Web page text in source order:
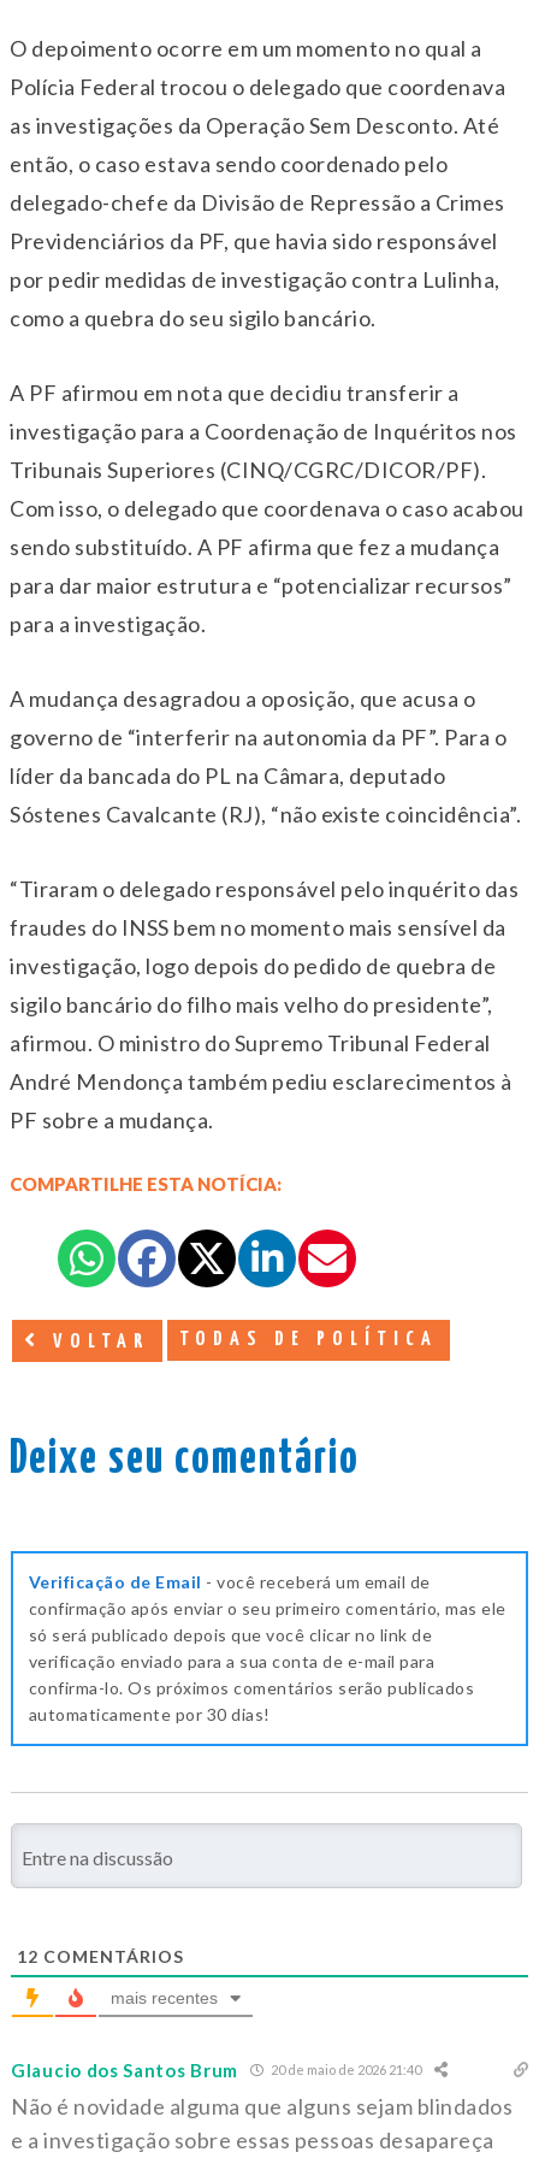
O depoimento ocorre em um momento no qual a
Polícia Federal trocou o delegado que coordenava
as investigações da Operação Sem Desconto. Até
então, o caso estava sendo coordenado pelo
delegado-chefe da Divisão de Repressão a Crimes
Previdenciários da PF, que havia sido responsável
por pedir medidas de investigação contra Lulinha,
como a quebra do seu sigilo bancário.
A PF afirmou em nota que decidiu transferir a
investigação para a Coordenação de Inquéritos nos
Tribunais Superiores (CINQ/CGRC/DICOR/PF).
Com isso, o delegado que coordenava o caso acabou
sendo substituído. A PF afirma que fez a mudança
para dar maior estrutura e “potencializar recursos”
para a investigação.
A mudança desagradou a oposição, que acusa o
governo de “interferir na autonomia da PF”. Para o
líder da bancada do PL na Câmara, deputado
Sóstenes Cavalcante (RJ), “não existe coincidência”.
“Tiraram o delegado responsável pelo inquérito das
fraudes do INSS bem no momento mais sensível da
investigação, logo depois do pedido de quebra de
sigilo bancário do filho mais velho do presidente”,
afirmou. O ministro do Supremo Tribunal Federal
André Mendonça também pediu esclarecimentos à
PF sobre a mudança.
COMPARTILHE ESTA NOTÍCIA:
VOLTAR TODAS DE POLÍTICA
Deixe seu comentário
Verificação de Email - você receberá um email de
confirmação após enviar o seu primeiro comentário, mas ele
só será publicado depois que você clicar no link de
verificação enviado para a sua conta de e-mail para
confirma-lo. Os próximos comentários serão publicados
automaticamente por 30 dias!
12 COMENTÁRIOS
mais recentes
Glaucio dos Santos Brum 20 de maio de 2026 21:40
Não é novidade alguma que alguns sejam blindados
e a investigação sobre essas pessoas desapareça